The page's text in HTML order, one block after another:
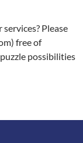
Please
free of
possibilities